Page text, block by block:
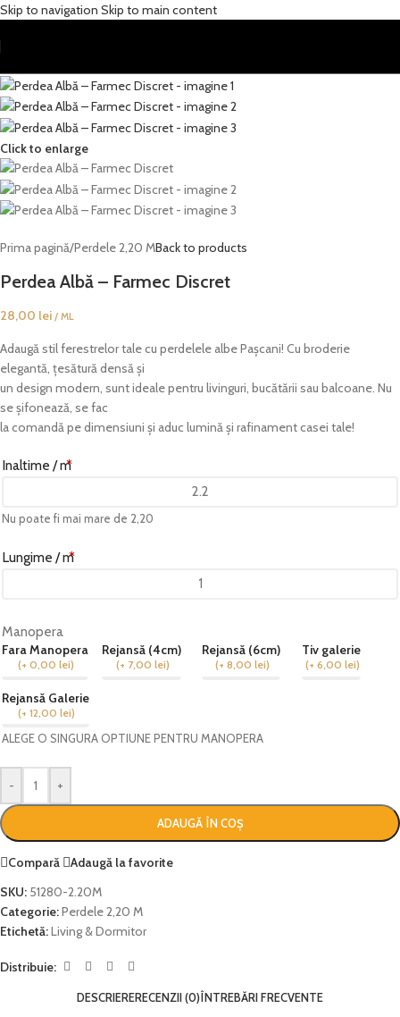
Skip to navigation Skip to main content
Click to enlarge
Prima pagină/Perdele 2,20 MBack to products
Perdea Albă – Farmec Discret
28,00 lei / ML
Adaugă stil ferestrelor tale cu perdelele albe Pașcani! Cu broderie
elegantă, țesătură densă și
un design modern, sunt ideale pentru livinguri, bucătării sau balcoane. Nu
se șifonează, se fac
la comandă pe dimensiuni și aduc lumină și rafinament casei tale!
Inaltime / m
*
Nu poate fi mai mare de 2,20
Lungime / m
*
Manopera
Fara Manopera
(+ 0,00 lei)
Rejansă (4cm)
(+ 7,00 lei)
Rejansă (6cm)
(+ 8,00 lei)
Tiv galerie
(+ 6,00 lei)
Rejansă Galerie
(+ 12,00 lei)
ALEGE O SINGURA OPTIUNE PENTRU MANOPERA
- +
ADAUGĂ ÎN COȘ
Compară
Adaugă la favorite
SKU: 51280-2.20M
Categorie:Perdele 2,20 M
Etichetă:Living & Dormitor
Distribuie:
DESCRIERERECENZII (0)ÎNTREBĂRI FRECVENTE